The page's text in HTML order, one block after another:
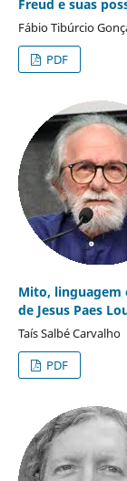
Freud e suas
Fábio Tibúrcio
PDF
Mito, linguagem
de Jesus Paes
Taís Salbé Carvalho
PDF